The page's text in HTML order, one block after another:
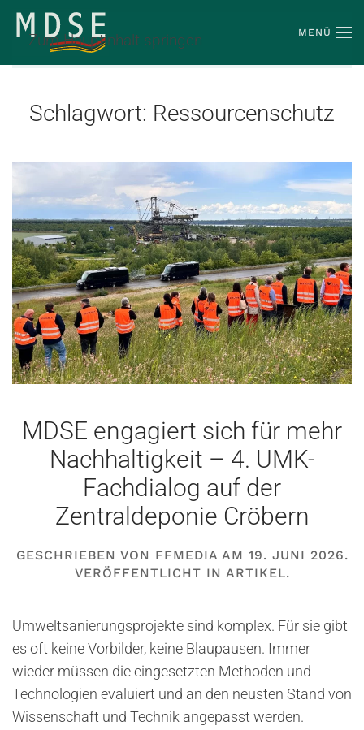
Zum Hauptinhalt springen MENÜ
Schlagwort: Ressourcenschutz
MDSE engagiert sich für mehr
Nachhaltigkeit – 4. UMK-
Fachdialog auf der
Zentraldeponie Cröbern
GESCHRIEBEN VON FFMEDIA AM 19. JUNI 2026.
VERÖFFENTLICHT IN ARTIKEL.
Umweltsanierungsprojekte sind komplex. Für sie gibt
es oft keine Vorbilder, keine Blaupausen. Immer
wieder müssen die eingesetzten Methoden und
Technologien evaluiert und an den neusten Stand von
Wissenschaft und Technik angepasst werden.